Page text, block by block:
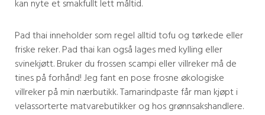
kan nyte et smakfullt lett måltid.
Pad thai inneholder som regel alltid tofu og tørkede eller
friske reker. Pad thai kan også lages med kylling eller
svinekjøtt. Bruker du frossen scampi eller villreker må de
tines på forhånd! Jeg fant en pose frosne økologiske
villreker på min nærbutikk. Tamarindpaste får man kjøpt i
velassorterte matvarebutikker og hos grønnsakshandlere.